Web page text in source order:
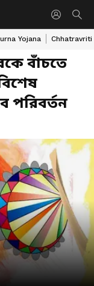
Yojana Chhatravriti
বাঁচতে
পরিবর্তন